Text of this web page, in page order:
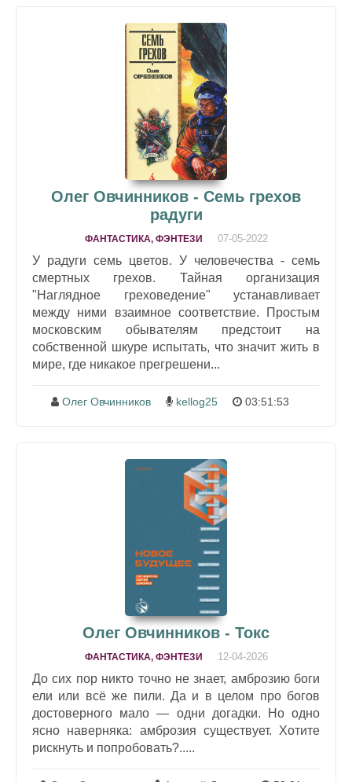
Олег Овчинников - Семь грехов
радуги
ФАНТАСТИКА, ФЭНТЕЗИ 07-05-2022
У радуги семь цветов. У человечества - семь
смертных грехов. Тайная организация
"Наглядное греховедение" устанавливает
между ними взаимное соответствие. Простым
московским обывателям предстоит на
собственной шкуре испытать, что значит жить в
мире, где никакое прегрешени...
Олег Овчинников kellog25 03:51:53
Олег Овчинников - Токс
ФАНТАСТИКА, ФЭНТЕЗИ 12-04-2026
До сих пор никто точно не знает, амброзию боги
ели или всё же пили. Да и в целом про богов
достоверного мало — одни догадки. Но одно
ясно наверняка: амброзия существует. Хотите
рискнуть и попробовать?.....